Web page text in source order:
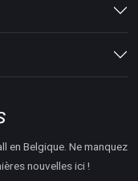
en Belgique. Ne manquez
nouvelles ici !